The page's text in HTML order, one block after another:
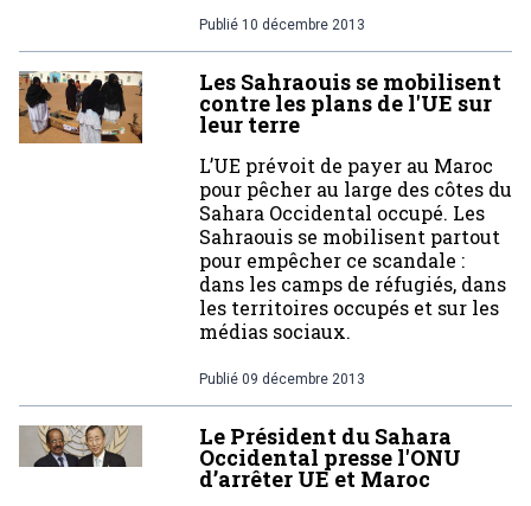
Publié 10 décembre 2013
Les Sahraouis se mobilisent
contre les plans de l'UE sur
leur terre
L’UE prévoit de payer au Maroc
pour pêcher au large des côtes du
Sahara Occidental occupé. Les
Sahraouis se mobilisent partout
pour empêcher ce scandale :
dans les camps de réfugiés, dans
les territoires occupés et sur les
médias sociaux.
Publié 09 décembre 2013
Le Président du Sahara
Occidental presse l'ONU
d’arrêter UE et Maroc